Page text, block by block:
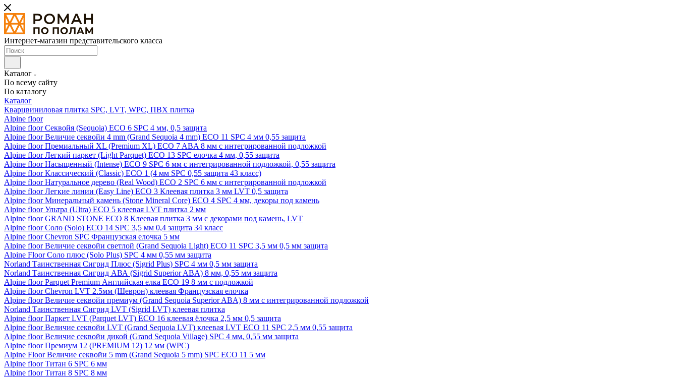
Интернет-магазин представительского класса
Каталог
По всему сайту
По каталогу
Каталог
Кварцвиниловая плитка SPC, LVT, WPC, ПВХ плитка
Alpine floor
Alpine floor Секвойя (Sequoia) ECO 6 SPC 4 мм, 0,5 защита
Alpine floor Величие секвойи 4 mm (Grand Sequoia 4 mm) ECO 11 SPC 4 мм 0,55 защита
Alpine floor Премиальный XL (Premium XL) ECO 7 ABA 8 мм с интегрированной подложкой
Alpine floor Легкий паркет (Light Parquet) ECO 13 SPC елочка 4 мм, 0,55 защита
Alpine floor Насыщенный (Intense) ECO 9 SPC 6 мм с интегрированной подложкой, 0,55 защита
Alpine floor Классический (Classic) ECO 1 (4 мм SPC 0,55 защита 43 класс)
Alpine floor Натуральное дерево (Real Wood) ECO 2 SPC 6 мм с интегрированной подложкой
Alpine floor Легкие линии (Easy Line) ECO 3 Клеевая плитка 3 мм LVT 0,5 защита
Alpine floor Минеральный камень (Stone Mineral Core) ECO 4 SPC 4 мм, декоры под камень
Alpine floor Ультра (Ultra) ECO 5 клеевая LVT плитка 2 мм
Alpine floor GRAND STONE ECO 8 Клеевая плитка 3 мм с декорами под камень, LVT
Alpine floor Соло (Solo) ECO 14 SPC 3,5 мм 0,4 защита 34 класс
Alpine floor Chevron SPC Французская елочка 5 мм
Alpine floor Величие секвойи светлой (Grand Sequoia Light) ECO 11 SPC 3,5 мм 0,5 мм защита
Alpine Floor Соло плюс (Solo Plus) SPC 4 мм 0,55 мм защита
Norland Таинственная Сигрид Плюс (Sigrid Plus) SPC 4 мм 0,5 мм защита
Norland Таинственная Сигрид АВА (Sigrid Superior ABA) 8 мм, 0,55 мм защита
Alpine floor Parquet Premium Английская елка ECO 19 8 мм с подложкой
Alpine floor Chevron LVT 2.5мм (Шеврон) клеевая Французская елочка
Alpine floor Величие секвойи премиум (Grand Sequoia Superior ABA) 8 мм с интегрированной подложкой
Norland Таинственная Сигрид LVT (Sigrid LVT) клеевая плитка
Alpine floor Паркет LVT (Parquet LVT) ECO 16 клеевая ёлочка 2,5 мм 0,5 защита
Alpine floor Величие секвойи LVT (Grand Sequoia LVT) клеевая LVT ECO 11 SPC 2,5 мм 0,55 защита
Alpine floor Величие секвойи дикой (Grand Sequoia Village) SPC 4 мм, 0,55 мм защита
Alpine floor Премиум 12 (PREMIUM 12) 12 мм (WPC)
Alpine Floor Величие секвойи 5 mm (Grand Sequoia 5 mm) SPC ECO 11 5 мм
Alpine floor Титан 6 SPC 6 мм
Alpine floor Титан 8 SPC 8 мм